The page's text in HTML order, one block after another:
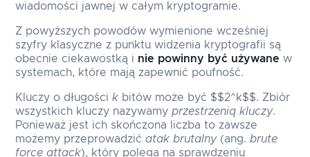
wiadomości jawnej w całym kryptogramie.
Z powyższych powodów wymienione wcześniej
szyfry klasyczne z punktu widzenia kryptografii są
obecnie ciekawostką i nie powinny być używane w
systemach, które mają zapewnić poufność.
Kluczy o długościk bitów może być $$2^k$$. Zbiór
wszystkich kluczy nazywamyprzestrzenią kluczy.
Ponieważ jest ich skończona liczba to zawsze
możemy przeprowadzićatak brutalny(ang.brute
force attack), który polega na sprawdzeniu